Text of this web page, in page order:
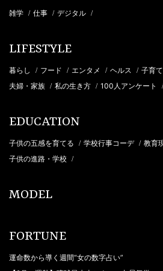
雑学 / 仕事 / デジタル /
LIFESTYLE
暮らし / フード / エンタメ / ヘルス / 子育て
夫婦・家族 / 私の生き方 / 100人アンケート /
EDUCATION
子供の五感を育てる / 学校行事コーデ / 教育
子供の進路・学校 /
MODEL
FORTUNE
運命数から導く週間“女の数字占い”